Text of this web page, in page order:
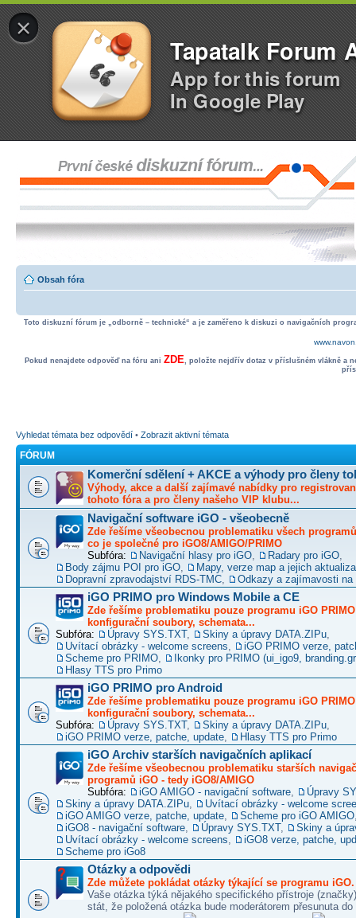
×
Tapatalk Forum
App for this forum
In Google Play
Obsah fóra
Toto diskuzní fórum je „odborně – technické“ a je zaměřeno k diskuzi o navigačních
Pokud nenajdete odpověď na fóru ani ZDE, položte nejdřív dotaz v příslušném vlákně a
Vyhledat témata bez odpovědí • Zobrazit aktivní témata
FÓRUM
Komerční sdělení + AKCE a výhody pro členy
Výhody, akce a další zajímavé nabídky pro
tohoto fóra a pro členy našeho VIP klubu...
Navigační software iGO - všeobecně
Zde řešíme všeobecnou problematiku všech
co je společné pro iGO8/AMIGO/PRIMO
Subfóra:
Navigační hlasy pro iGO Radary pro iGO
Body zájmu POI pro iGO
Mapy, verze map a jejich
Dopravní zpravodajství RDS-TMC
Odkazy a zajímavosti na
iGO PRIMO pro Windows Mobile a CE
Zde řešíme problematiku pouze programu iGO
konfigurační soubory, schemata...
Subfóra:
Úpravy SYS.TXT, Skiny a úpravy DATA.ZIPu
Uvítací obrázky - welcome screens
iGO PRIMO verze,
Scheme pro PRIMO
Ikonky pro PRIMO (ui_igo9,
Hlasy TTS pro Primo
iGO PRIMO pro Android
Zde řešíme problematiku pouze programu iGO
konfigurační soubory, schemata...
Subfóra:
Úpravy SYS.TXT, Skiny a úpravy DATA.ZIPu
iGO PRIMO verze, patche, update
Hlasy TTS pro Primo
iGO Archiv starších navigačních aplikací
Zde řešíme všeobecnou problematiku starších
programů iGO - tedy iGO8/AMIGO
Subfóra:
iGO AMIGO - navigační software
Úpravy
Skiny a úpravy DATA.ZIPu
Uvítací obrázky - welcome
iGO AMIGO verze, patche, update
Scheme pro iGO AMIGO
iGO8 - navigační software
Úpravy SYS.TXT,
Skiny a
Uvítací obrázky - welcome screens
iGO8 verze, patche,
Scheme pro iGo8
Otázky a odpovědi
Zde můžete pokládat otázky týkající se programu iGO.
Vaše otázka týká nějakého specifického přístroje
stát, že položená otázka bude moderátorem přesunuta do